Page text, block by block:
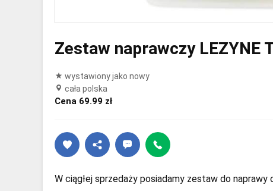
Zestaw naprawczy LEZYNE
wystawiony jako nowy
cała polska
Cena 69.99 zł
W ciągłej sprzedaży posiadamy zestaw do